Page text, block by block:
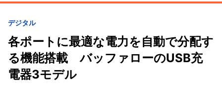
デジタル
各ポートに最適な電力を自動で分配す
る機能搭載 バッファローのUSB充
電器3モデル